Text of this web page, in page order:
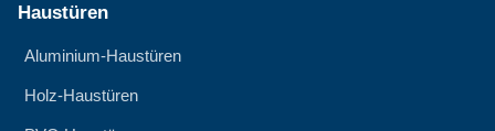
Haustüren
Aluminium-Haustüren
Holz-Haustüren